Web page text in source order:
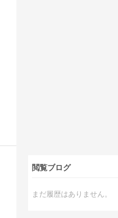
閲覧ブログ
まだ履歴はありません。